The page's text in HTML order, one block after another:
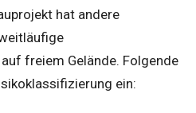
hat andere
freiem Gelände. Folgende
ein: